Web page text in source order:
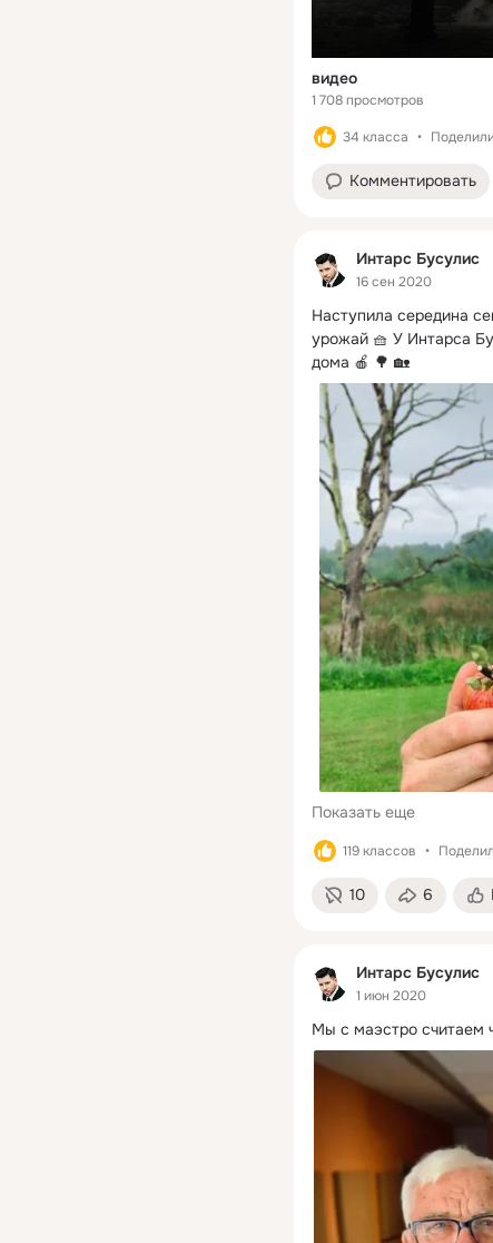
видео
1 708 просмотров
34 класса
Комментировать
Интарс Бусулис
16 сен 2020
Наступила середина
урожай 🧺 У Интарса
дома 🍎 🌳 🏡
Показать еще
119 классов
10 6
Интарс Бусулис
1 июн 2020
Мы с маэстро считаем